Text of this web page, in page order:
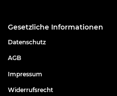
Gesetzliche Informationen
Datenschutz
AGB
Impressum
Widerrufsrecht